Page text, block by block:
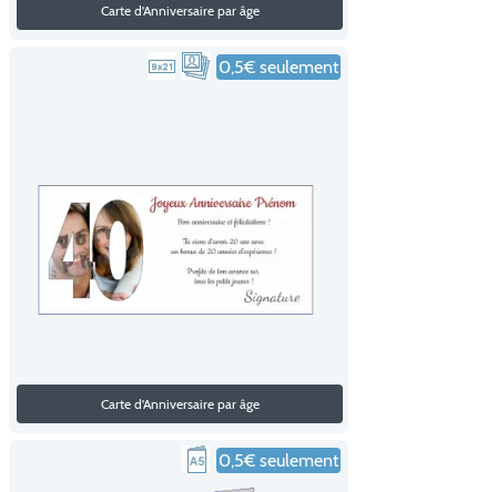
Carte d'Anniversaire par âge
0,5€ seulement
Carte d'Anniversaire par âge
0,5€ seulement